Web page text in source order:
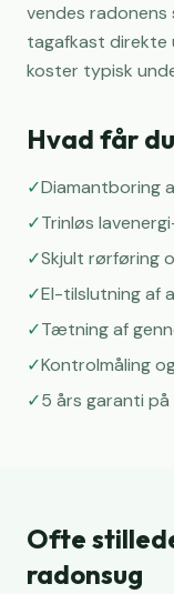
vendes radonens
tagafkast direkte
koster typisk
Hvad får du
✓Diamantboring
✓Trinløs
✓Skjult rørføring
✓El-tilslutning af
✓Tætning af
✓Kontrolmåling
✓5 års garanti
Ofte
radonsug